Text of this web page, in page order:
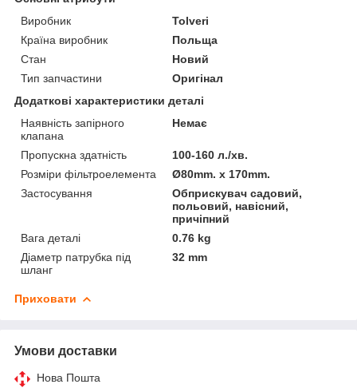
Виробник
Tolveri
Країна виробник
Польща
Стан
Новий
Тип запчастини
Оригінал
Додаткові характеристики деталі
Наявність запірного
клапана
Немає
Пропускна здатність
100-160 л./хв.
Розміри фільтроелемента
Ø80mm. х 170mm.
Застосування
Обприскувач садовий,
польовий, навісний,
причіпний
Вага деталі
0.76 kg
Діаметр патрубка під
шланг
32 mm
Приховати
Умови доставки
Нова Пошта